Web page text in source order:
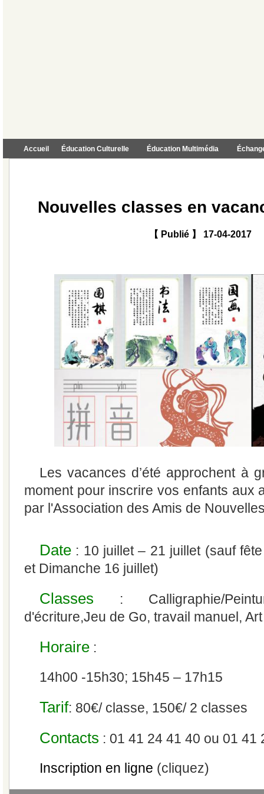
Accueil Éducation Culturelle Éducation Multimédia
Nouvelles classes en
【 Publié 】 17-04-2017
Les vacances d’été approchent à
moment pour inscrire vos enfants aux
par l'Association des Amis de
Date : 10 juillet – 21 juillet (sauf
et Dimanche 16 juillet)
Classes : Calligraphie/
d'écriture,Jeu de Go, travail manuel,
Horaire :
14h00 -15h30; 15h45 – 17h15
Tarif: 80€/ classe, 150€/ 2 classes
Contacts : 01 41 24 41 40 ou 01 41
Inscription en ligne (cliquez)